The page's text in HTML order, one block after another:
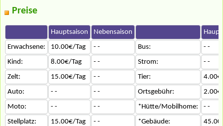
Preise
Hauptsaison Nebensaison
Erwachsene:
10.00€/Tag - - Bus:
- -
Kind:
8.00€/Tag - - Strom:
- -
Zelt:
15.00€/Tag - - Tier:
Auto:
- - - - Ortsgebühr:
Moto:
- - - - *Hütte/Mobilhome:
- -
Stellplatz:
15.00€/Tag - - *Gebäude: